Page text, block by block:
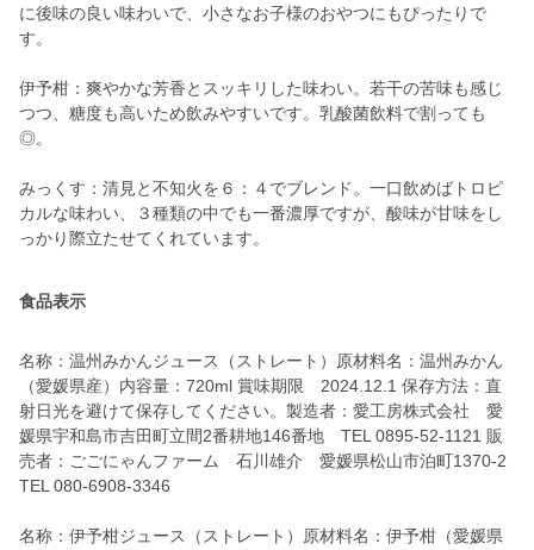
に後味の良い味わいで、小さなお子様のおやつにもぴったりで
す。
伊予柑：爽やかな芳香とスッキリした味わい。若干の苦味も感じ
つつ、糖度も高いため飲みやすいです。乳酸菌飲料で割っても
◎。
みっくす：清見と不知火を６：４でブレンド。一口飲めばトロピ
カルな味わい、３種類の中でも一番濃厚ですが、酸味が甘味をし
っかり際立たせてくれています。
食品表示
名称：温州みかんジュース（ストレート）原材料名：温州みかん
（愛媛県産）内容量：720ml 賞味期限 2024.12.1 保存方法：直
射日光を避けて保存してください。製造者：愛工房株式会社 愛
媛県宇和島市吉田町立間2番耕地146番地 TEL 0895-52-1121 販
売者：ごごにゃんファーム 石川雄介 愛媛県松山市泊町1370-2
TEL 080-6908-3346
名称：伊予柑ジュース（ストレート）原材料名：伊予柑（愛媛県